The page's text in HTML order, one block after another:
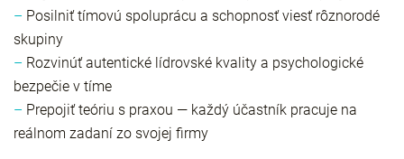
– Posilniť tímovú spoluprácu a schopnosť viesť rôznorodé
skupiny
– Rozvinúť autentické lídrovské kvality a psychologické
bezpečie v tíme
– Prepojiť teóriu s praxou — každý účastník pracuje na
reálnom zadaní zo svojej firmy